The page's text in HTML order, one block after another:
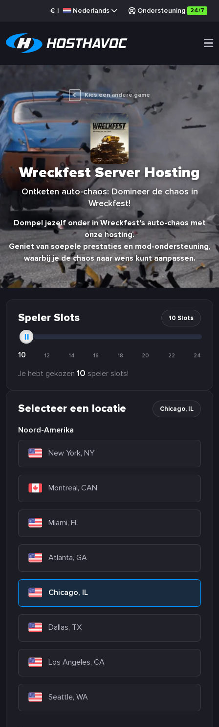
€ | Nederlands Ondersteuning 24/7
Kies een andere game
Wreckfest Server Hosting
Ontketen auto-chaos: Domineer de chaos in
Wreckfest!
Dompel jezelf onder in Wreckfest's auto-chaos met
onze hosting.
Geniet van soepele prestaties en mod-ondersteuning,
waarbij je de chaos naar wens kunt aanpassen.
Speler Slots 10 Slots
10 12 14 16 18 20 22 24
Je hebt gekozen 10 speler slots!
Selecteer een locatie Chicago, IL
Noord-Amerika
New York, NY
Montreal, CAN
Miami, FL
Atlanta, GA
Chicago, IL
Dallas, TX
Los Angeles, CA
Seattle, WA